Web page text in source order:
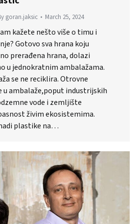
goran.jaksic March 25, 2024
kažete nešto više o timu i
Gotovo sva hrana koju
prerađena hrana, dolazi
u jednokratnim ambalažama.
se ne reciklira. Otrovne
u ambalaže,poput industrijskih
vode i zemljište
živim ekosistemima.
plastike na…